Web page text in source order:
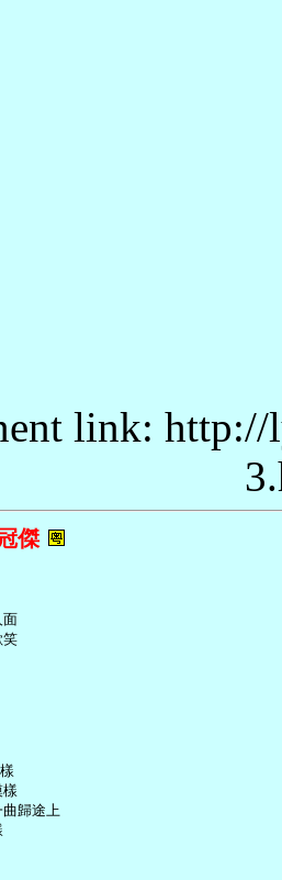
link:
傑
面
笑
歸途上